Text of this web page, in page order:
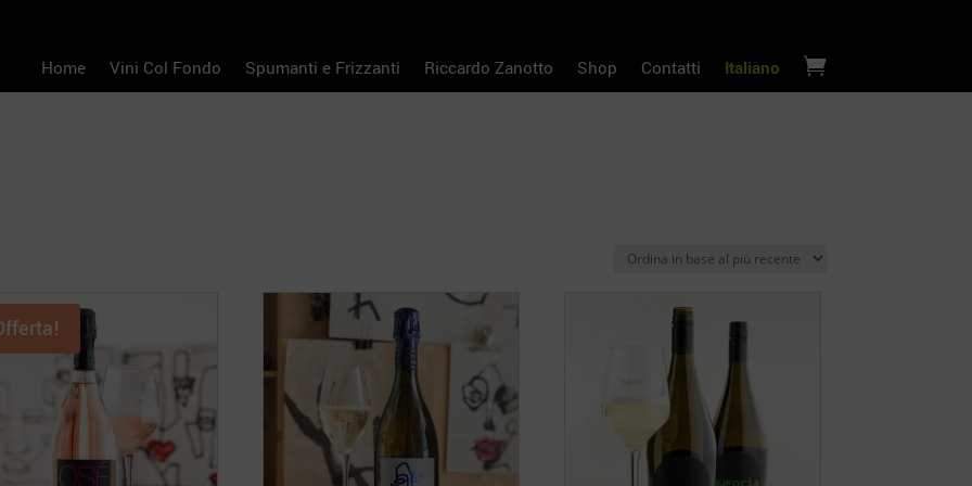
Home Vini Col Fondo Spumanti e Frizzanti Riccardo Zanotto Shop Contatti Italiano 